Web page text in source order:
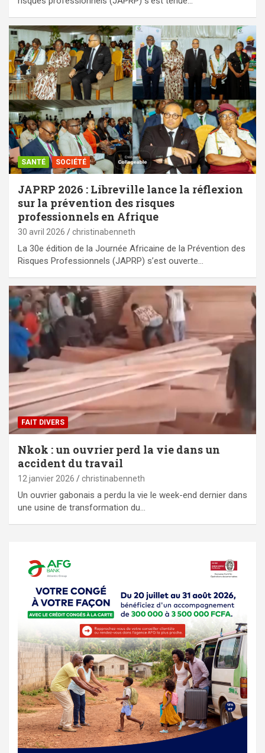
SANTÉ SOCIÉTÉ
JAPRP 2026 : Libreville lance la réflexion
sur la prévention des risques
professionnels en Afrique
30 avril 2026 christinabenneth
La 30e édition de la Journée Africaine de la Prévention des
Risques Professionnels (JAPRP) s’est ouverte…
FAIT DIVERS
Nkok : un ouvrier perd la vie dans un
accident du travail
12 janvier 2026 christinabenneth
Un ouvrier gabonais a perdu la vie le week-end dernier dans
une usine de transformation du…